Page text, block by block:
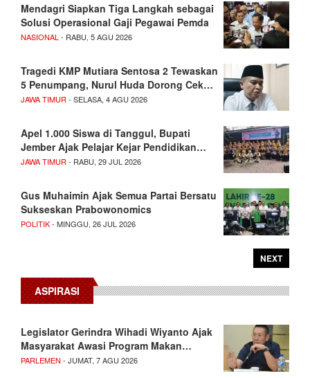
Mendagri Siapkan Tiga Langkah sebagai
Solusi Operasional Gaji Pegawai Pemda
NASIONAL - RABU, 5 AGU 2026
Tragedi KMP Mutiara Sentosa 2 Tewaskan
5 Penumpang, Nurul Huda Dorong Cek…
JAWA TIMUR - SELASA, 4 AGU 2026
Apel 1.000 Siswa di Tanggul, Bupati
Jember Ajak Pelajar Kejar Pendidikan…
JAWA TIMUR - RABU, 29 JUL 2026
Gus Muhaimin Ajak Semua Partai Bersatu
Sukseskan Prabowonomics
POLITIK- MINGGU, 26 JUL 2026
NEXT
ASPIRASI
Legislator Gerindra Wihadi Wiyanto Ajak
Masyarakat Awasi Program Makan…
PARLEMEN - JUMAT, 7 AGU 2026